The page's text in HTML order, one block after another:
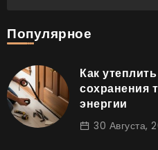
Популярное
Как
сохранения
энергии
30 Августа,